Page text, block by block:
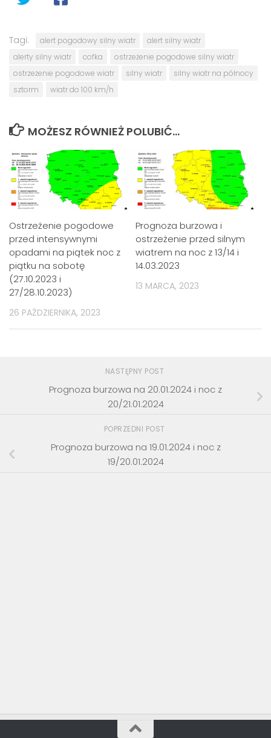
Tagi: alert pogodowy silny wiatr
alert silny wiatr
alerty silny wiatr
cofka
ostrzeżenie pogodowe silny wiatr
ostrzeżenie pogodowe wiatr
silny wiatr
silny wiatr na północy
sztorm
wiatr do 100 km/h
MOŻESZ RÓWNIEŻ POLUBIĆ…
Ostrzeżenie pogodowe
przed intensywnymi
opadami na piątek noc z
piątku na sobotę
(27.10.2023 i
27/28.10.2023)
26 PAŹDZIERNIKA, 2023
Prognoza burzowa i
ostrzeżenie przed silnym
wiatrem na noc z 13/14 i
14.03.2023
13 MARCA, 2023
NASTĘPNY POST
Prognoza burzowa na 20.01.2024 i noc z
20/21.01.2024
POPRZEDNI POST
Prognoza burzowa na 19.01.2024 i noc z
19/20.01.2024